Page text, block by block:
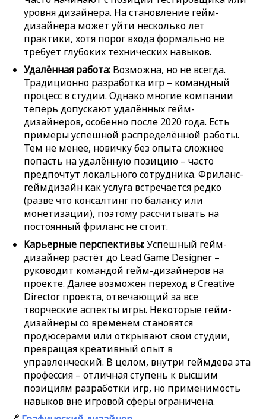
уровня дизайнера. На становление гейм-
дизайнера может уйти несколько лет
практики, хотя порог входа формально не
требует глубоких технических навыков.
Удалённая работа: Возможна, но не всегда.
Традиционно разработка игр – командный
процесс в студии. Однако многие компании
теперь допускают удалённых гейм-
дизайнеров, особенно после 2020 года. Есть
примеры успешной распределённой работы.
Тем не менее, новичку без опыта сложнее
попасть на удалённую позицию – часто
предпочтут локального сотрудника. Фриланс-
геймдизайн как услуга встречается редко
(разве что консалтинг по балансу или
монетизации), поэтому рассчитывать на
постоянный фриланс не стоит.
Карьерные перспективы:Успешный гейм-
дизайнер растёт до Lead Game Designer –
руководит командой гейм-дизайнеров на
проекте. Далее возможен переход в Creative
Director проекта, отвечающий за все
творческие аспекты игры. Некоторые гейм-
дизайнеры со временем становятся
продюсерами или открывают свои студии,
превращая креативный опыт в
управленческий. В целом, внутри геймдева эта
профессия – отличная ступень к высшим
позициям разработки игр, но применимость
навыков вне игровой сферы ограничена.